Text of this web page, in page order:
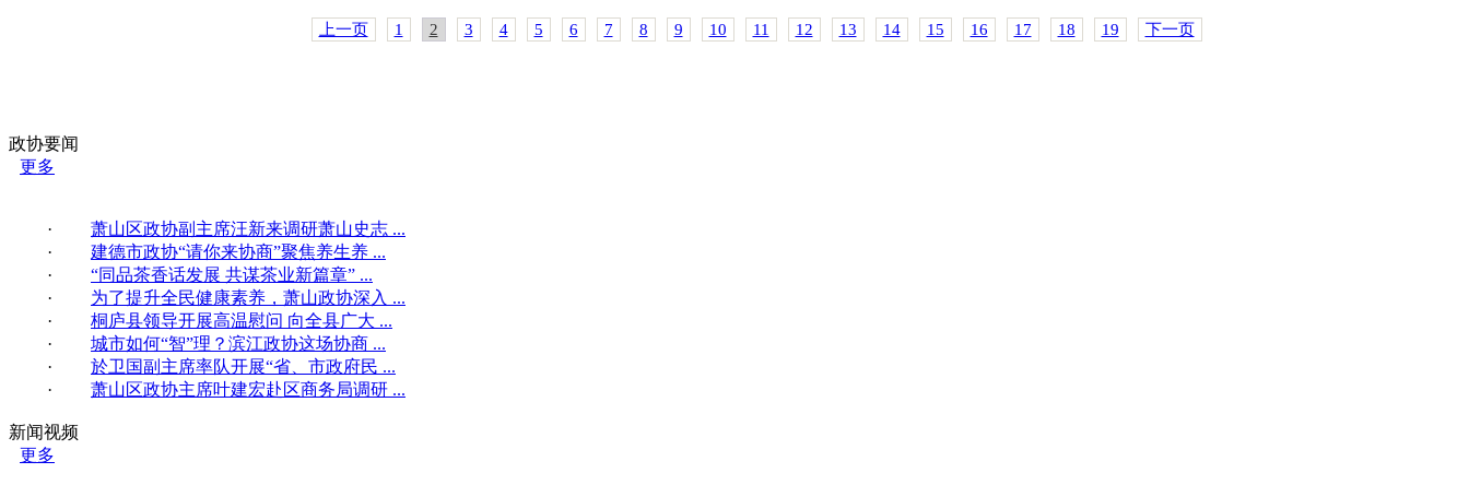
上一页 1 2 3 4 5 6 7 8 9 10 11 12 13 14 15 16 17 18 19 下一页
政协要闻
更多
·
萧山区政协副主席汪新来调研萧山史志 ...
·
建德市政协“请你来协商”聚焦养生养 ...
·
“同品茶香话发展 共谋茶业新篇章” ...
·
为了提升全民健康素养，萧山政协深入 ...
·
桐庐县领导开展高温慰问 向全县广大 ...
·
城市如何“智”理？滨江政协这场协商 ...
·
於卫国副主席率队开展“省、市政府民 ...
·
萧山区政协主席叶建宏赴区商务局调研 ...
新闻视频
更多